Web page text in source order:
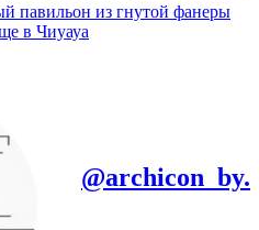
павильон из гнутой фанеры
в Чиуауа
@archicon_by.